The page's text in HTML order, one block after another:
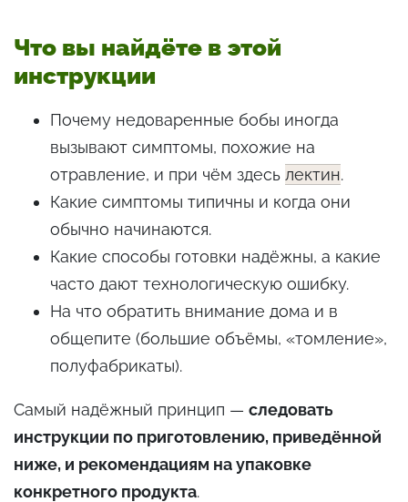
Что вы найдёте в этой
инструкции
Почему недоваренные бобы иногда
вызывают симптомы, похожие на
отравление, и при чём здесь лектин.
Какие симптомы типичны и когда они
обычно начинаются.
Какие способы готовки надёжны, а какие
часто дают технологическую ошибку.
На что обратить внимание дома и в
общепите (большие объёмы, «томление»,
полуфабрикаты).
Самый надёжный принцип — следовать
инструкции по приготовлению, приведённой
ниже, и рекомендациям на упаковке
конкретного продукта.